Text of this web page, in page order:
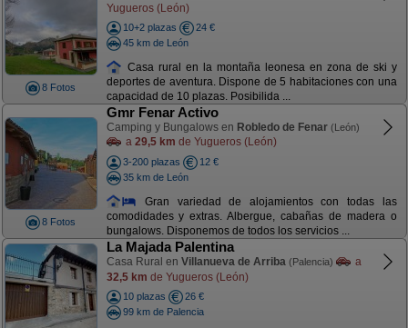
8 Fotos
Yugueros (León)
10+2 plazas
24 €
45 km de León
Casa rural en la montaña leonesa en zona de ski y
deportes de aventura. Dispone de 5 habitaciones con una
capacidad de 10 plazas. Posibilida ...
8 Fotos
Gmr Fenar Activo
Camping y Bungalows en Robledo de Fenar (León)
a 29,5 km de Yugueros (León)
3-200 plazas
12 €
35 km de León
Gran variedad de alojamientos con todas las
comodidades y extras. Albergue, cabañas de madera o
bungalows. Disponemos de todos los servicios ...
La Majada Palentina
Casa Rural en Villanueva de Arriba (Palencia)
a
32,5 km de Yugueros (León)
10 plazas
26 €
99 km de Palencia